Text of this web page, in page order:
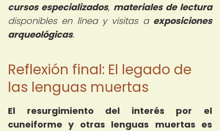
cursos especializados, materiales de lectura
disponibles en línea y visitas a exposiciones
arqueológicas.
Reflexión final: El legado de
las lenguas muertas
El resurgimiento del interés por el
cuneiforme y otras lenguas muertas es